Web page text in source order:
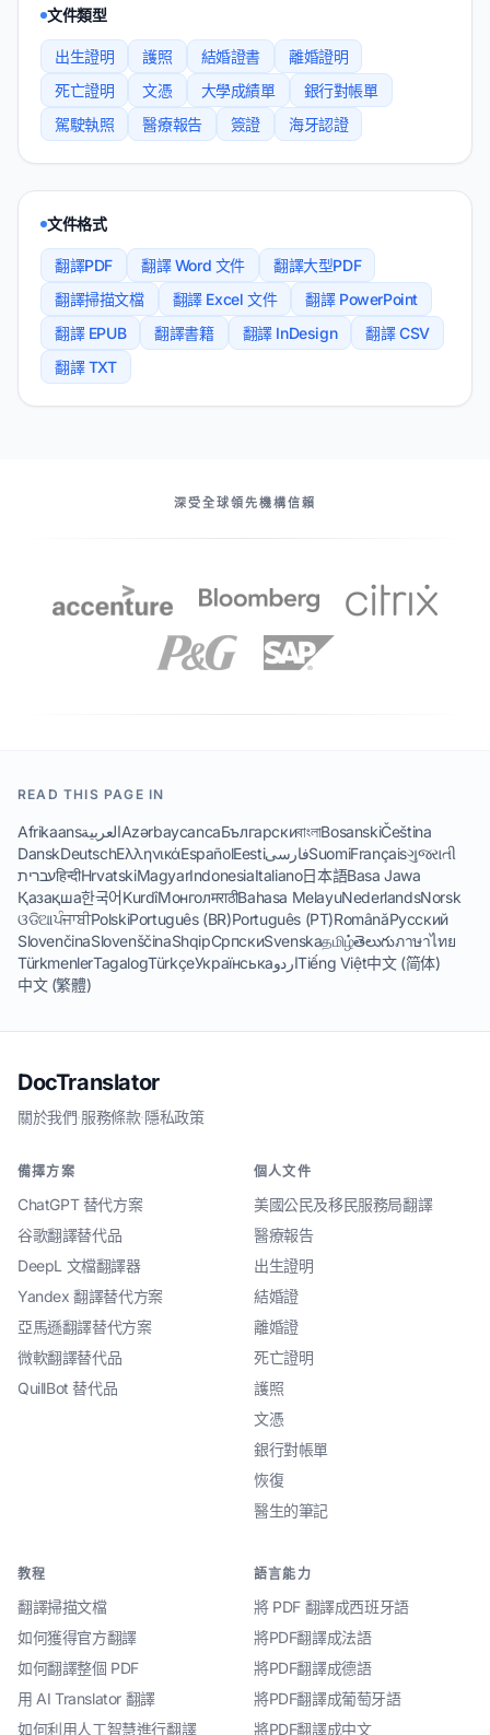
文件類型
出生證明 護照 結婚證書
離婚證明
死亡證明
文憑 大學成績單
銀行對帳單
駕駛執照
醫療報告 簽證 海牙認證
文件格式
翻譯PDF 翻譯 Word 文件
翻譯大型PDF
翻譯掃描文檔
翻譯 Excel 文件
翻譯 PowerPoint
翻譯 EPUB
翻譯書籍 翻譯 InDesign
翻譯 CSV
翻譯 TXT
深受全球領先機構信賴
READ THIS PAGE IN
AfrikaansالعربيةAzərbaycancaБългарскиবাংলাBosanskiČeština
DanskDeutschΕλληνικάEspañolEestiفارسیSuomiFrançaisગુજરાતી
עבריתहिन्दीHrvatskiMagyarIndonesiaItaliano日本語Basa Jawa
Қазақша한국어KurdîМонголमराठीBahasa MelayuNederlandsNorsk
ଓଡିଆਪੰਜਾਬੀPolskiPortuguês (BR)Português (PT)RomânăРусский
SlovenčinaSlovenščinaShqipСрпскиSvenskaதமிழ்తెలుగుภาษาไทย
TürkmenlerTagalogTürkçeУкраїнськаاردوTiếng Việt中文 (简体)
中文 (繁體)
DocTranslator
關於我們·服務條款·隱私政策
備擇方案
ChatGPT 替代方案
谷歌翻譯替代品
DeepL 文檔翻譯器
Yandex 翻譯替代方案
亞馬遜翻譯替代方案
微軟翻譯替代品
QuillBot 替代品
個人文件
美國公民及移民服務局翻譯
醫療報告
出生證明
結婚證
離婚證
死亡證明
護照
文憑
銀行對帳單
恢復
醫生的筆記
教程
翻譯掃描文檔
如何獲得官方翻譯
如何翻譯整個 PDF
用 AI Translator 翻譯
如何利用人工智慧進行翻譯
語言能力
將 PDF 翻譯成西班牙語
將PDF翻譯成法語
將PDF翻譯成德語
將PDF翻譯成葡萄牙語
將PDF翻譯成中文